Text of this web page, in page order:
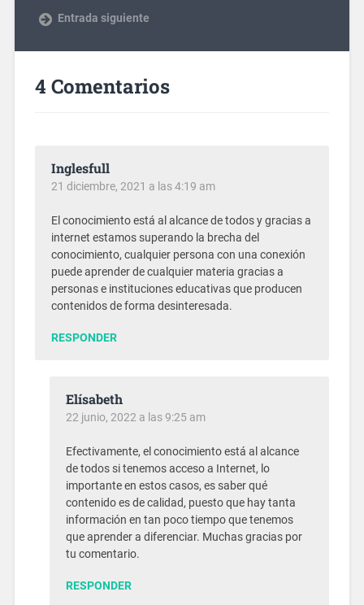
Entrada siguiente
4 Comentarios
Inglesfull
21 diciembre, 2021 a las 4:19 am
El conocimiento está al alcance de todos y gracias a
internet estamos superando la brecha del
conocimiento, cualquier persona con una conexión
puede aprender de cualquier materia gracias a
personas e instituciones educativas que producen
contenidos de forma desinteresada.
RESPONDER
Elísabeth
22 junio, 2022 a las 9:25 am
Efectivamente, el conocimiento está al alcance
de todos si tenemos acceso a Internet, lo
importante en estos casos, es saber qué
contenido es de calidad, puesto que hay tanta
información en tan poco tiempo que tenemos
que aprender a diferenciar. Muchas gracias por
tu comentario.
RESPONDER